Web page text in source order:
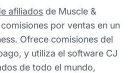
afiliados de Muscle &
por ventas en un
Ofrece comisiones del
y utiliza el software CJ
de todo el mundo,